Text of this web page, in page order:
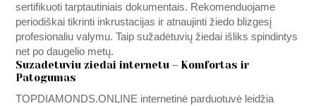
sertifikuoti tarptautiniais dokumentais. Rekomenduojame
periodiškai tikrinti inkrustacijas ir atnaujinti žiedo blizgesį
profesionaliu valymu. Taip sužadėtuvių žiedai išliks spindintys
net po daugelio metų.
Suzadetuviu ziedai internetu – Komfortas ir
Patogumas
TOPDIAMONDS.ONLINE internetinė parduotuvė leidžia